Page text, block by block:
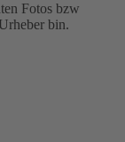
Fotos bzw
bin.